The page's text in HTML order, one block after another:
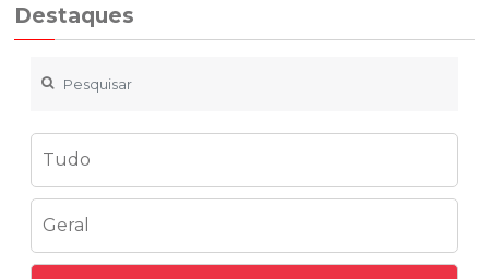
Destaques
Tudo
Geral